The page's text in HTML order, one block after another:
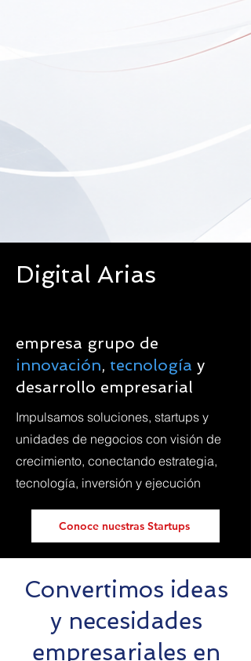
Digital Arias
empresa grupo de
innovación, tecnología y
desarrollo empresarial
Impulsamos soluciones, startups y
unidades de negocios con visión de
crecimiento, conectando estrategia,
tecnología, inversión y ejecución
Conoce nuestras Startups
Convertimos ideas
y necesidades
empresariales en